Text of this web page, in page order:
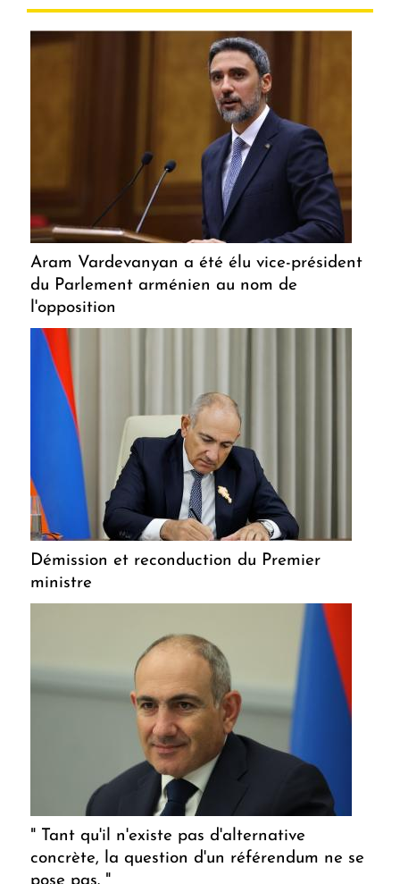
Aram Vardevanyan a été élu vice-président
du Parlement arménien au nom de
l'opposition
Démission et reconduction du Premier
ministre
" Tant qu'il n'existe pas d'alternative
concrète, la question d'un référendum ne se